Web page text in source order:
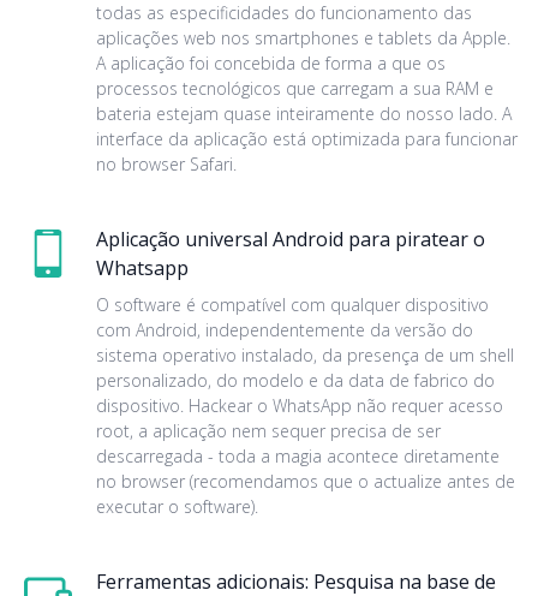
todas as especificidades do funcionamento das
aplicações web nos smartphones e tablets da Apple.
A aplicação foi concebida de forma a que os
processos tecnológicos que carregam a sua RAM e
bateria estejam quase inteiramente do nosso lado. A
interface da aplicação está optimizada para funcionar
no browser Safari.
Aplicação universal Android para piratear o
Whatsapp
O software é compatível com qualquer dispositivo
com Android, independentemente da versão do
sistema operativo instalado, da presença de um shell
personalizado, do modelo e da data de fabrico do
dispositivo. Hackear o WhatsApp não requer acesso
root, a aplicação nem sequer precisa de ser
descarregada - toda a magia acontece diretamente
no browser (recomendamos que o actualize antes de
executar o software).
Ferramentas adicionais: Pesquisa na base de